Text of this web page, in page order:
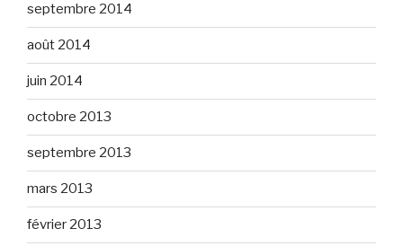
septembre 2014
août 2014
juin 2014
octobre 2013
septembre 2013
mars 2013
février 2013